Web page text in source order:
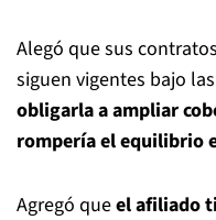
Alegó que sus
siguen vigentes bajo
obligarla a ampliar
rompería el equilibrio
Agregó queel afiliado